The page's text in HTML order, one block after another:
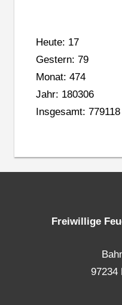
Heute: 17
Gestern: 79
Monat: 474
Jahr: 180306
Insgesamt: 779118
Freiwillige
97234